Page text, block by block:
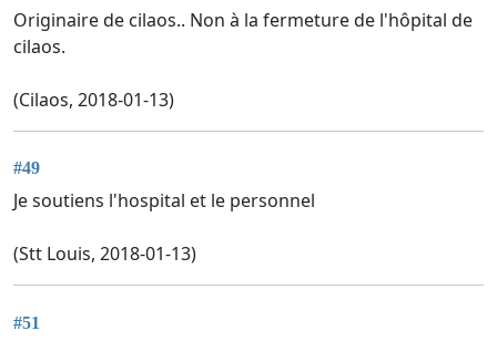
Originaire de cilaos.. Non à la fermeture de l'hôpital de
cilaos.
(Cilaos, 2018-01-13)
#49
Je soutiens l'hospital et le personnel
(Stt Louis, 2018-01-13)
#51